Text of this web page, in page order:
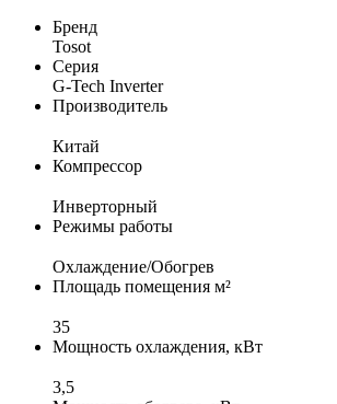
Бренд
Tosot
Серия
G-Tech Inverter
Производитель
Китай
Компрессор
Инверторный
Режимы работы
Охлаждение/Обогрев
Площадь помещения м²
35
Мощность охлаждения, кВт
3,5